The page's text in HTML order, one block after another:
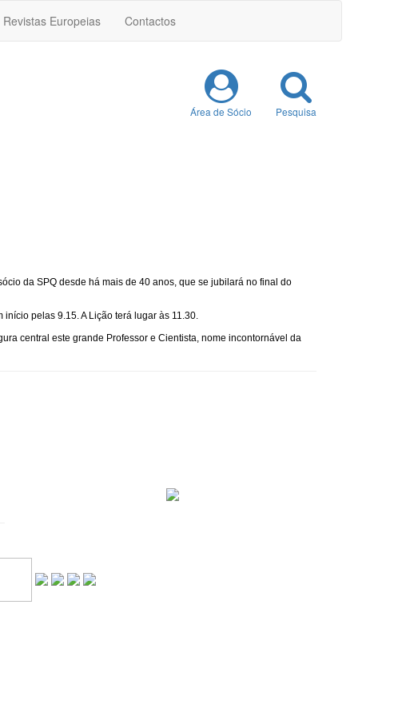
Revistas Europeias Contactos
Área de Sócio Pesquisa
da SPQ desde há mais de 40 anos, que se jubilará no final do
pelas 9.15. A Lição terá lugar às 11.30.
central este grande Professor e Cientista, nome incontornável da